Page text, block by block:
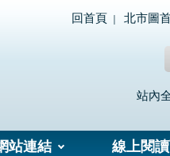
回首頁 北市圖
站內
站連結 線上閱